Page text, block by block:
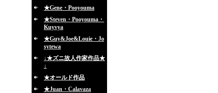
★Gene・Pooyouma
★Steven・Pooyouma・
Kuyvya
★Guy&Joe&Louie・Jo
sytewa
↓★ズニ故人作家作品★
↓
★オールド作品
★Juan・Calavaza